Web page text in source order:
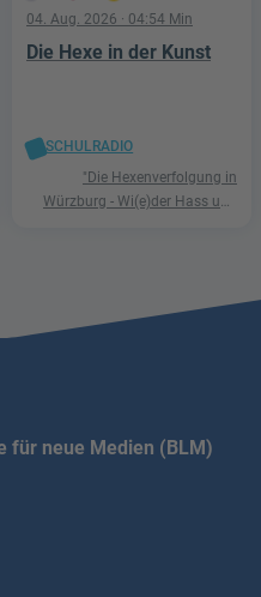
04. Aug. 2026 · 04:54 Min
Die Hexe in der Kunst
SCHULRADIO
"Die Hexenverfolgung in
Würzburg - Wi(e)der Hass und
für neue Medien (BLM)